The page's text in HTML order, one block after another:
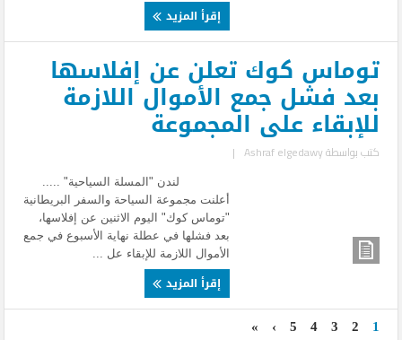
إقرأ المزيد
توماس كوك تعلن عن إفلاسها
بعد فشل جمع الأموال اللازمة
للإبقاء على المجموعة
كتب بواسطةAshraf elgedawy
|
لندن "المسلة السياحية" .....
أعلنت مجموعة السياحة والسفر البريطانية
"توماس كوك" اليوم الاثنين عن إفلاسها،
بعد فشلها في عطلة نهاية الأسبوع في جمع
الأموال اللازمة للإبقاء عل ...
إقرأ المزيد
1
2
3
4
5
›
»